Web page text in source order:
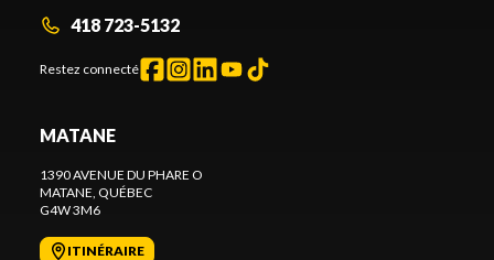
418 723-5132
Restez connecté
MATANE
1390 AVENUE DU PHARE O
MATANE, QUÉBEC
G4W 3M6
ITINÉRAIRE